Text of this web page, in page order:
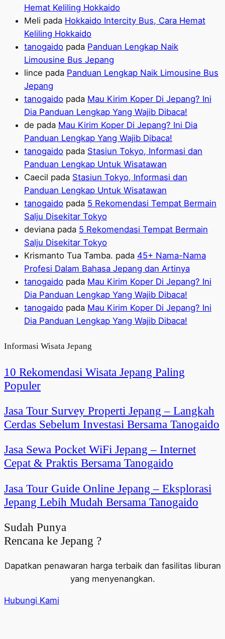
Hemat Keliling Hokkaido
Meli pada Hokkaido Intercity Bus, Cara Hemat
Keliling Hokkaido
tanogaido pada Panduan Lengkap Naik
Limousine Bus Jepang
lince pada Panduan Lengkap Naik Limousine Bus
Jepang
tanogaido pada Mau Kirim Koper Di Jepang? Ini
Dia Panduan Lengkap Yang Wajib Dibaca!
de pada Mau Kirim Koper Di Jepang? Ini Dia
Panduan Lengkap Yang Wajib Dibaca!
tanogaido pada Stasiun Tokyo, Informasi dan
Panduan Lengkap Untuk Wisatawan
Caecil pada Stasiun Tokyo, Informasi dan
Panduan Lengkap Untuk Wisatawan
tanogaido pada 5 Rekomendasi Tempat Bermain
Salju Disekitar Tokyo
deviana pada 5 Rekomendasi Tempat Bermain
Salju Disekitar Tokyo
Krismanto Tua Tamba. pada 45+ Nama-Nama
Profesi Dalam Bahasa Jepang dan Artinya
tanogaido pada Mau Kirim Koper Di Jepang? Ini
Dia Panduan Lengkap Yang Wajib Dibaca!
tanogaido pada Mau Kirim Koper Di Jepang? Ini
Dia Panduan Lengkap Yang Wajib Dibaca!
Informasi Wisata Jepang
10 Rekomendasi Wisata Jepang Paling
Populer
Jasa Tour Survey Properti Jepang – Langkah
Cerdas Sebelum Investasi Bersama Tanogaido
Jasa Sewa Pocket WiFi Jepang – Internet
Cepat & Praktis Bersama Tanogaido
Jasa Tour Guide Online Jepang – Eksplorasi
Jepang Lebih Mudah Bersama Tanogaido
Sudah Punya
Rencana ke Jepang ?
Dapatkan penawaran harga terbaik dan fasilitas liburan
yang menyenangkan.
Hubungi Kami